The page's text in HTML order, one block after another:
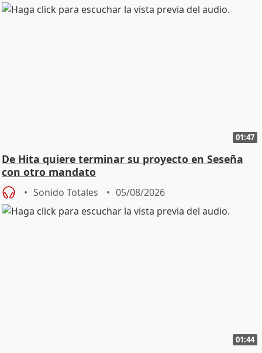
01:47
De Hita quiere terminar su proyecto en Seseña
con otro mandato
Sonido Totales 05/08/2026
01:44